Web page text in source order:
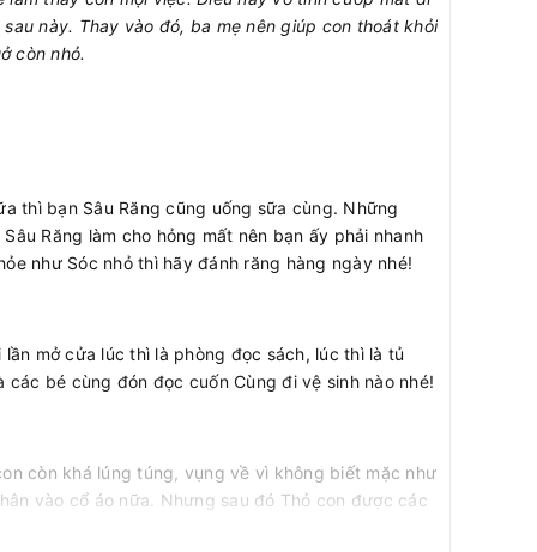
này. Thay vào đó, ba mẹ nên giúp con thoát khỏi
còn nhỏ.
thì bạn Sâu Răng cũng uống sữa cùng. Những
Răng làm cho hỏng mất nên bạn ấy phải nhanh
như Sóc nhỏ thì hãy đánh răng hàng ngày nhé!
mở cửa lúc thì là phòng đọc sách, lúc thì là tủ
bé cùng đón đọc cuốn Cùng đi vệ sinh nào nhé!
còn khá lúng túng, vụng về vì không biết mặc như
vào cổ áo nữa. Nhưng sau đó Thỏ con được các